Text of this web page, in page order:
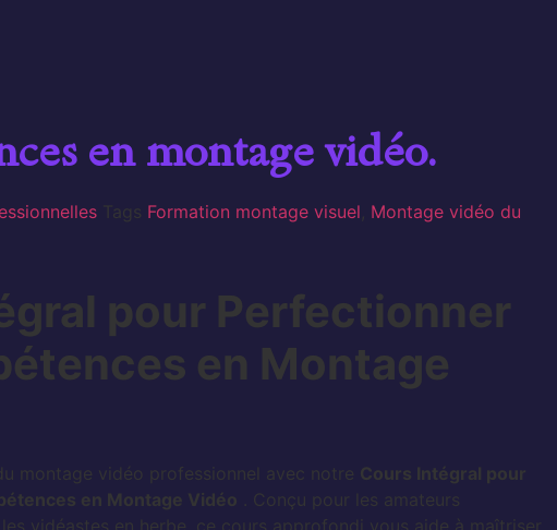
en montage vidéo.
Tags Formation montage visuel Montage vidéo du
pour Perfectionner
en Montage
montage vidéo professionnel avec notre Cours Intégral pour
en Montage Vidéo . Conçu pour les amateurs